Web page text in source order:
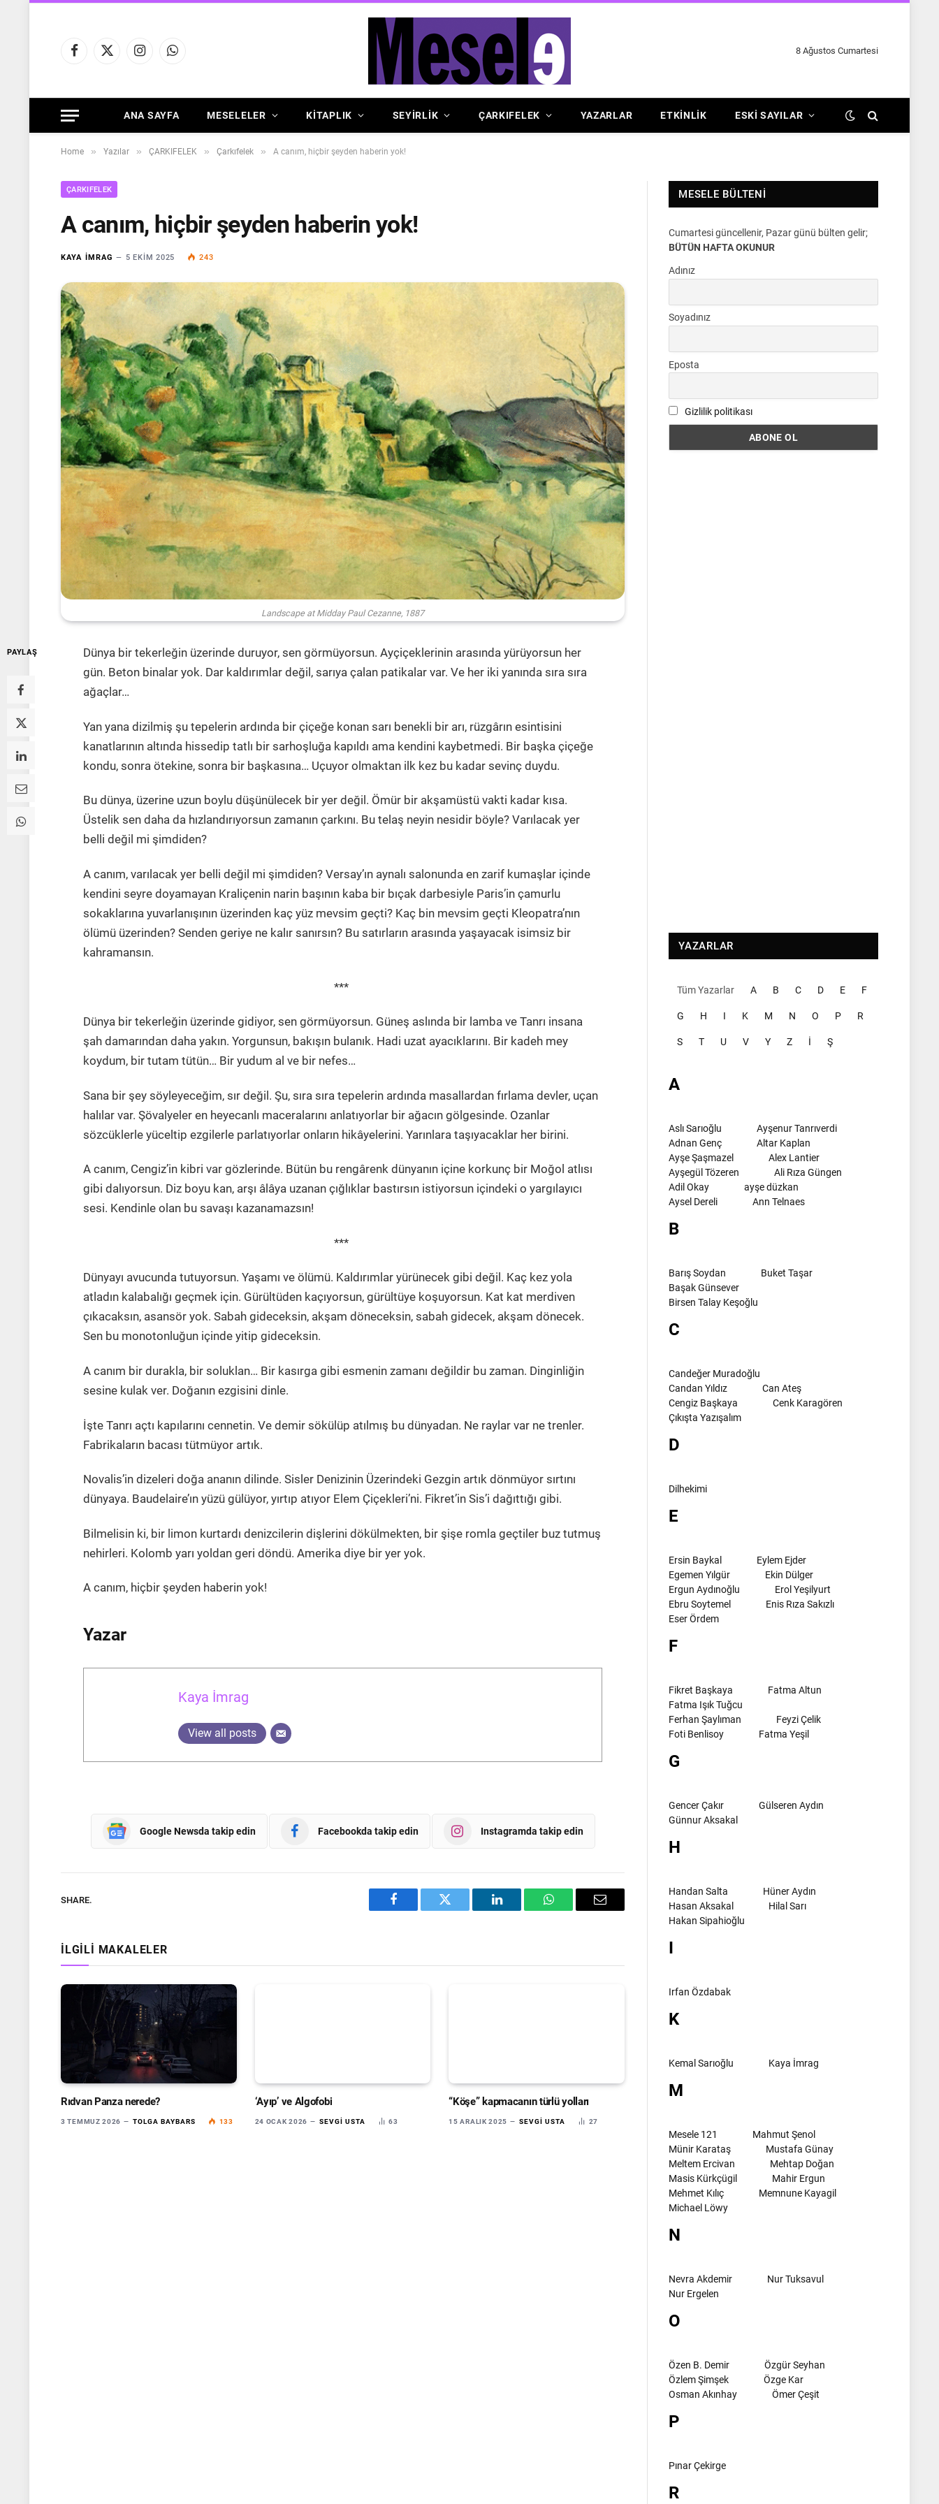
Facebook
X
InstagramWhatsApp
8 Ağustos Cumartesi
ANA SAYFA MESELELER KİTAPLIK SEYİRLİK ÇARKIFELEK YAZARLAR ETKINLIK ESKI SAYILAR
Home » Yazılar » ÇARKIFELEK » Çarkıfelek » A canım, hiçbir şeyden haberin yok!
ÇARKIFELEK
A canım, hiçbir şeyden haberin yok!
KAYA İMRAG 5 EKIM 2025 243
Landscape at Midday Paul Cezanne, 1887
PAYLAŞ
Dünya bir tekerleğin üzerinde duruyor, sen görmüyorsun. Ayçiçeklerinin arasında yürüyorsun her
gün. Beton binalar yok. Dar kaldırımlar değil, sarıya çalan patikalar var. Ve her iki yanında sıra sıra
ağaçlar…
Yan yana dizilmiş şu tepelerin ardında bir çiçeğe konan sarı benekli bir arı, rüzgârın esintisini
kanatlarının altında hissedip tatlı bir sarhoşluğa kapıldı ama kendini kaybetmedi. Bir başka çiçeğe
kondu, sonra ötekine, sonra bir başkasına… Uçuyor olmaktan ilk kez bu kadar sevinç duydu.
Bu dünya, üzerine uzun boylu düşünülecek bir yer değil. Ömür bir akşamüstü vakti kadar kısa.
Üstelik sen daha da hızlandırıyorsun zamanın çarkını. Bu telaş neyin nesidir böyle? Varılacak yer
belli değil mi şimdiden?
A canım, varılacak yer belli değil mi şimdiden? Versay’ın aynalı salonunda en zarif kumaşlar içinde
kendini seyre doyamayan Kraliçenin narin başının kaba bir bıçak darbesiyle Paris’in çamurlu
sokaklarına yuvarlanışının üzerinden kaç yüz mevsim geçti? Kaç bin mevsim geçti Kleopatra’nın
ölümü üzerinden? Senden geriye ne kalır sanırsın? Bu satırların arasında yaşayacak isimsiz bir
kahramansın.
***
Dünya bir tekerleğin üzerinde gidiyor, sen görmüyorsun. Güneş aslında bir lamba ve Tanrı insana
şah damarından daha yakın. Yorgunsun, bakışın bulanık. Hadi uzat ayacıklarını. Bir kadeh mey
koydum, bir tutam tütün… Bir yudum al ve bir nefes…
Sana bir şey söyleyeceğim, sır değil. Şu, sıra sıra tepelerin ardında masallardan fırlama devler, uçan
halılar var. Şövalyeler en heyecanlı maceralarını anlatıyorlar bir ağacın gölgesinde. Ozanlar
sözcüklerle yüceltip ezgilerle parlatıyorlar onların hikâyelerini. Yarınlara taşıyacaklar her birini.
A canım, Cengiz’in kibri var gözlerinde. Bütün bu rengârenk dünyanın içine korkunç bir Moğol atlısı
gibi dalıyorsun. Diz boyu kan, arşı âlâya uzanan çığlıklar bastırsın istiyorsun içindeki o yargılayıcı
sesi. Kendinle olan bu savaşı kazanamazsın!
***
Dünyayı avucunda tutuyorsun. Yaşamı ve ölümü. Kaldırımlar yürünecek gibi değil. Kaç kez yola
atladın kalabalığı geçmek için. Gürültüden kaçıyorsun, gürültüye koşuyorsun. Kat kat merdiven
çıkacaksın, asansör yok. Sabah gideceksin, akşam döneceksin, sabah gidecek, akşam dönecek.
Sen bu monotonluğun içinde yitip gideceksin.
A canım bir durakla, bir soluklan… Bir kasırga gibi esmenin zamanı değildir bu zaman. Dinginliğin
sesine kulak ver. Doğanın ezgisini dinle.
İşte Tanrı açtı kapılarını cennetin. Ve demir sökülüp atılmış bu dünyadan. Ne raylar var ne trenler.
Fabrikaların bacası tütmüyor artık.
Novalis’in dizeleri doğa ananın dilinde. Sisler Denizinin Üzerindeki Gezgin artık dönmüyor sırtını
dünyaya. Baudelaire’ın yüzü gülüyor, yırtıp atıyor Elem Çiçekleri’ni. Fikret’in Sis’i dağıttığı gibi.
Bilmelisin ki, bir limon kurtardı denizcilerin dişlerini dökülmekten, bir şişe romla geçtiler buz tutmuş
nehirleri. Kolomb yarı yoldan geri döndü. Amerika diye bir yer yok.
A canım, hiçbir şeyden haberin yok!
Yazar
Kaya İmrag
View all posts
Google Newsda takip edin Facebookda takip edin Instagramda takip edin
SHARE.
Facebook Twitter LinkedIn WhatsAppEmail
İLGILI MAKALELER
Rıdvan Panza nerede?
3 TEMMUZ 2026 TOLGA BAYBARS 133
‘Ayıp’ ve Algofobi
24 OCAK 2026 SEVGI USTA 63
“Köşe” kapmacanın türlü yolları
15 ARALIK 2025 SEVGI USTA 27
MESELE BÜLTENI
Cumartesi güncellenir, Pazar günü bülten gelir;
BÜTÜN HAFTA OKUNUR
Adınız
Soyadınız
Eposta
Gizlilik politikası
YAZARLAR
Tüm Yazarlar A B C D E F
G H I K M N O P R
S T U V Y Z İ Ş
A
Aslı Sarıoğlu
Ayşenur Tanrıverdi
Adnan Genç
Altar Kaplan
Ayşe Şaşmazel
Alex Lantier
Ayşegül Tözeren
Ali Rıza Güngen
Adil Okay
ayşe düzkan
Aysel Dereli
Ann Telnaes
B
Barış Soydan
Buket Taşar
Başak Günsever
Birsen Talay Keşoğlu
C
Candeğer Muradoğlu
Candan Yıldız
Can Ateş
Cengiz Başkaya
Cenk Karagören
Çıkışta Yazışalım
D
Dilhekimi
E
Ersin Baykal
Eylem Ejder
Egemen Yılgür
Ekin Dülger
Ergun Aydınoğlu
Erol Yeşilyurt
Ebru Soytemel
Enis Rıza Sakızlı
Eser Ördem
F
Fikret Başkaya
Fatma Altun
Fatma Işık Tuğcu
Ferhan Şaylıman
Feyzi Çelik
Foti Benlisoy
Fatma Yeşil
G
Gencer Çakır
Gülseren Aydın
Günnur Aksakal
H
Handan Salta
Hüner Aydın
Hasan Aksakal
Hilal Sarı
Hakan Sipahioğlu
I
Irfan Özdabak
K
Kemal Sarıoğlu Kaya İmrag
M
Mesele 121
Mahmut Şenol
Münir Karataş
Mustafa Günay
Meltem Ercivan
Mehtap Doğan
Masis Kürkçügil
Mahir Ergun
Mehmet Kılıç
Memnune Kayagil
Michael Löwy
N
Nevra Akdemir
Nur Tuksavul
Nur Ergelen
O
Özen B. Demir
Özgür Seyhan
Özlem Şimşek
Özge Kar
Osman Akınhay
Ömer Çeşit
P
Pınar Çekirge
R